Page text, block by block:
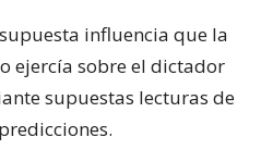
influencia que la
ejercía sobre el dictador
supuestas lecturas de